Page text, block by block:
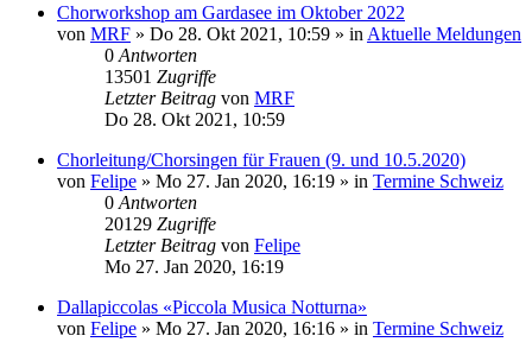
Chorworkshop am Gardasee im Oktober 2022
von MRF » Do 28. Okt 2021, 10:59 » in Aktuelle Meldungen
0 Antworten
13501 Zugriffe
Letzter Beitrag von MRF
Do 28. Okt 2021, 10:59
Chorleitung/Chorsingen für Frauen (9. und 10.5.2020)
von Felipe » Mo 27. Jan 2020, 16:19 » in Termine Schweiz
0 Antworten
20129 Zugriffe
Letzter Beitrag von Felipe
Mo 27. Jan 2020, 16:19
Dallapiccolas «Piccola Musica Notturna»
von Felipe » Mo 27. Jan 2020, 16:16 » in Termine Schweiz